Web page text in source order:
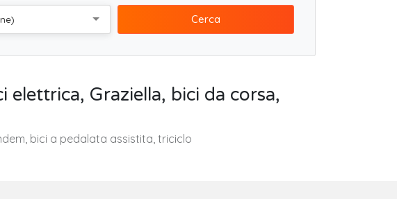
Cerca
Graziella, bici da corsa,
bici a pedalata assistita, triciclo